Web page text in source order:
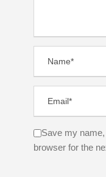
Save my
browser for the